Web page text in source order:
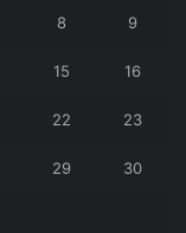
8 9
15 16
22 23
29 30